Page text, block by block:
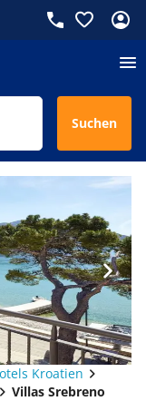
Suchen
Kroatien
Villas Srebreno